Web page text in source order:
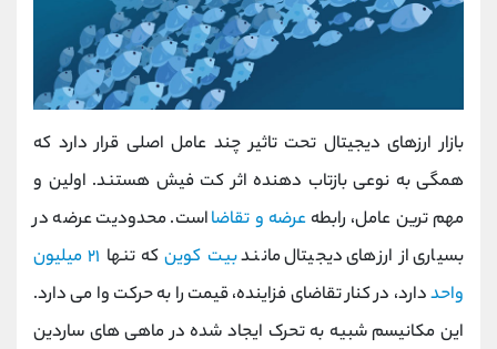
بازار ارزهای دیجیتال تحت تاثیر چند عامل اصلی قرار دارد که
همگی به نوعی بازتاب‌ دهنده اثر کت فیش هستند. اولین و
مهم‌ ترین عامل، رابطهعرضه و تقاضااست. محدودیت عرضه در
بسیاری از ارزهای دیجیتال مانندبیت‌ کوینکه تنها
۲۱ میلیون
واحددارد، در کنار تقاضای فزاینده، قیمت را به حرکت وا می‌ دارد.
این مکانیسم شبیه به تحرک ایجاد شده در ماهی ‌های ساردین